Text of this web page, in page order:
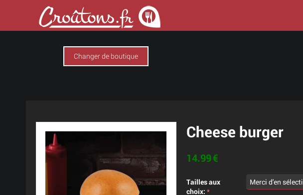
Changer de boutique
Cheese burger
14.99€
Tailles aux
choix: